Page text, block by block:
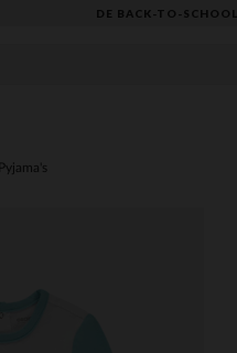
DE BACK-TO-
Pyjama's